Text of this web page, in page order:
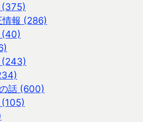
(375)
情報 (286)
(40)
(243)
話 (600)
(105)